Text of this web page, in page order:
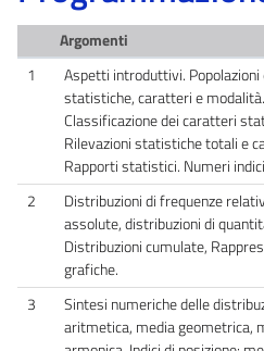
Argomenti
1
Aspetti introduttivi. Popolazioni
statistiche, caratteri e modalità.
Classificazione dei caratteri
Rilevazioni statistiche totali e
Rapporti statistici. Numeri
2
Distribuzioni di frequenze
assolute, distribuzioni di
Distribuzioni cumulate,
grafiche.
3
Sintesi numeriche delle
aritmetica, media geometrica,